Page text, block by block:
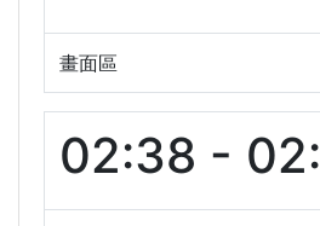
畫面區
02:38 -